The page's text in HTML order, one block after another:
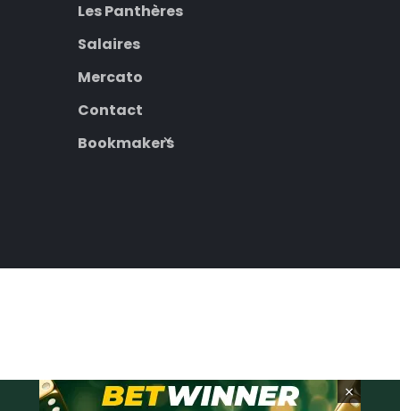
Les Panthères
Salaires
Mercato
Contact
Bookmakers
×